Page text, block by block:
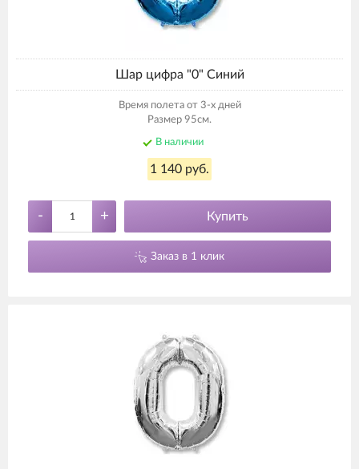
Шар цифра "0" Синий
Время полета от 3-х дней
Размер 95см.
В наличии
1 140 руб.
- + Купить
Заказ в 1 клик